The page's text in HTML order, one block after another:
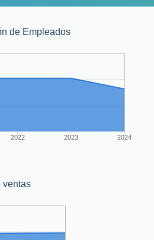
de Empleados
2022 2023 2024
ventas